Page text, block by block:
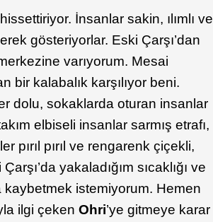
İnsanlar sakin, ılımlı ve
gösteriyorlar. Eski Çarşı’dan
varıyorum. Mesai
bir kalabalık karşılıyor beni.
dolu, sokaklarda oturan insanlar
elbiseli insanlar sarmış etrafı,
pırıl pırıl ve rengarenk çiçekli,
yakaladığım sıcaklığı ve
kaybetmek istemiyorum. Hemen
ilgi çekenOhri’ye gitmeye karar